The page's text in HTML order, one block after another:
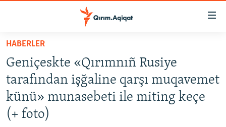
Esas
qaytmaq
Baş
navigatsiyağa
qaytmaq
Qıdıruvğa
SİYASET
İQTİSADİYAT
CEMİYET
HABERLER
Geniçeskte «Qırımnıñ Rusiye
tarafından işğaline qarşı muqavemet
künü» munasebeti ile miting keçe
(+ foto)